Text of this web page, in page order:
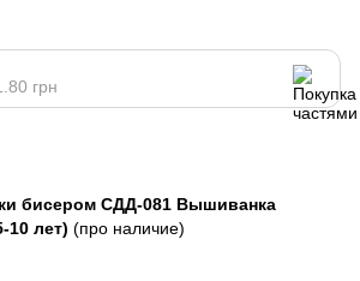
грн
бисером СДД-081 Вышиванка
10 лет) (про наличие)